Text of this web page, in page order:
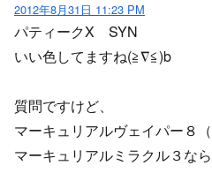
2012年8月31日 11:23 PM
パティークX SYN
いい色してますね(≧∇≦)b
質問ですけど、
マーキュリアルヴェイパー８
マーキュリアルミラクル３なら